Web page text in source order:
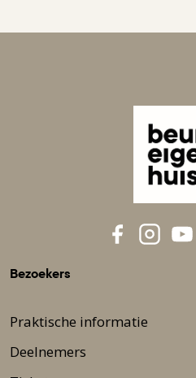
Bezoekers
Praktische informatie
Deelnemers